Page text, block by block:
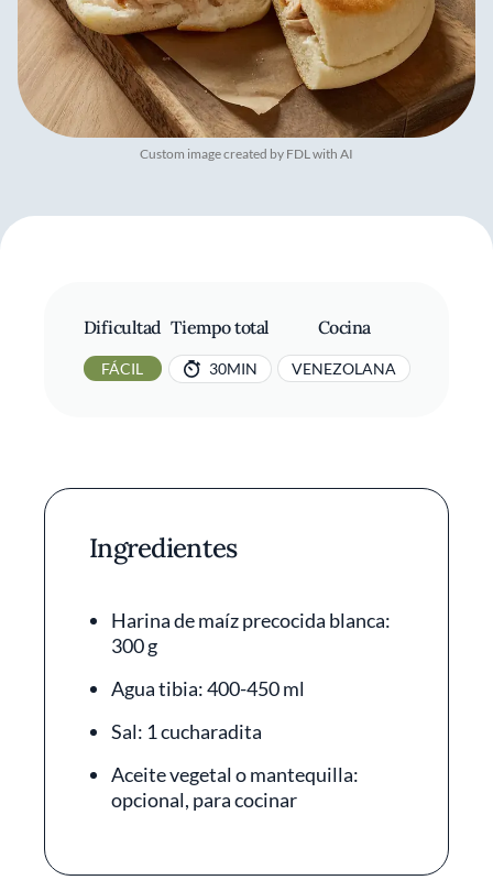
Custom image created by FDL with AI
Dificultad
FÁCIL
Tiempo total
30MIN
Cocina
VENEZOLANA
Ingredientes
Harina de maíz precocida blanca:
300 g
Agua tibia: 400-450 ml
Sal: 1 cucharadita
Aceite vegetal o mantequilla:
opcional, para cocinar